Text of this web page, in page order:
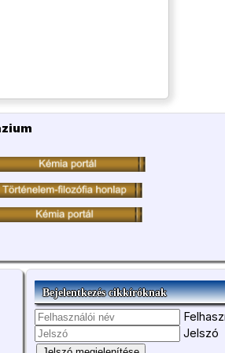
Bejelentkezés cikkíróknak
Jelszó